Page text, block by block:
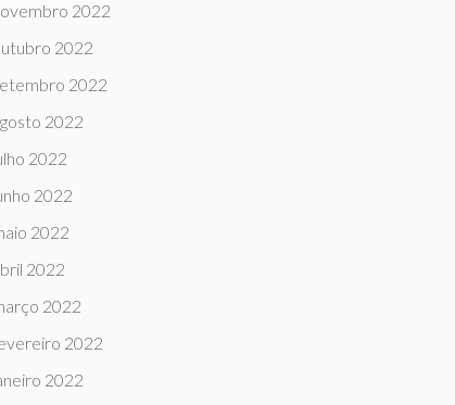
2022
2022
2022
2022
2022
2022
2022
2022
2022
2022
2022